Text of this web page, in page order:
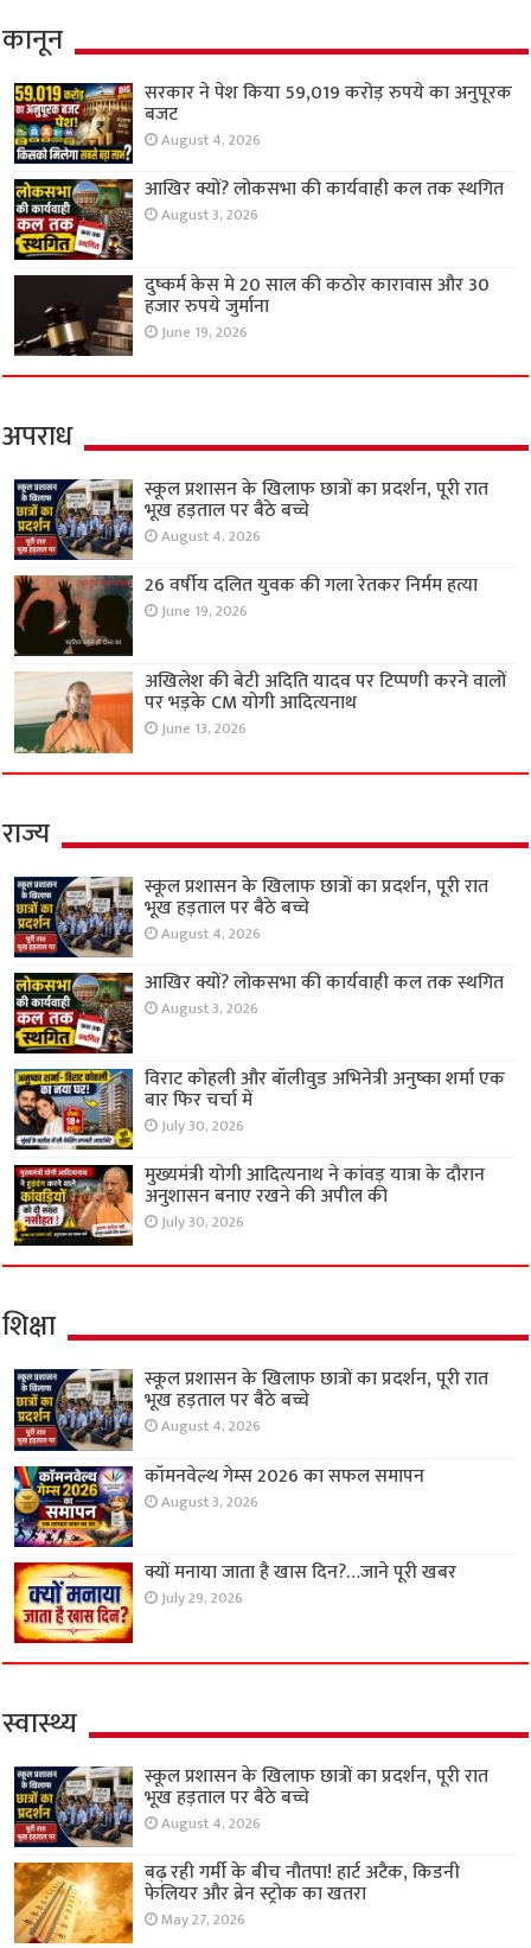
कानून
सरकार ने पेश किया 59,019 करोड़ रुपये का अनुपूरक
बजट
August 4, 2026
आखिर क्यों? लोकसभा की कार्यवाही कल तक स्थगित
August 3, 2026
दुष्कर्म केस मे 20 साल की कठोर कारावास और 30
हजार रुपये जुर्माना
June 19, 2026
अपराध
स्कूल प्रशासन के खिलाफ छात्रों का प्रदर्शन, पूरी रात
भूख हड़ताल पर बैठे बच्चे
August 4, 2026
26 वर्षीय दलित युवक की गला रेतकर निर्मम हत्या
June 19, 2026
अखिलेश की बेटी अदिति यादव पर टिप्पणी करने वालों
पर भड़के CM योगी आदित्यनाथ
June 13, 2026
राज्य
स्कूल प्रशासन के खिलाफ छात्रों का प्रदर्शन, पूरी रात
भूख हड़ताल पर बैठे बच्चे
August 4, 2026
आखिर क्यों? लोकसभा की कार्यवाही कल तक स्थगित
August 3, 2026
विराट कोहली और बॉलीवुड अभिनेत्री अनुष्का शर्मा एक
बार फिर चर्चा में
July 30, 2026
मुख्यमंत्री योगी आदित्यनाथ ने कांवड़ यात्रा के दौरान
अनुशासन बनाए रखने की अपील की
July 30, 2026
शिक्षा
स्कूल प्रशासन के खिलाफ छात्रों का प्रदर्शन, पूरी रात
भूख हड़ताल पर बैठे बच्चे
August 4, 2026
कॉमनवेल्थ गेम्स 2026 का सफल समापन
August 3, 2026
क्यों मनाया जाता है खास दिन?…जाने पूरी खबर
July 29, 2026
स्वास्थ्य
स्कूल प्रशासन के खिलाफ छात्रों का प्रदर्शन, पूरी रात
भूख हड़ताल पर बैठे बच्चे
August 4, 2026
बढ़ रही गर्मी के बीच नौतपा! हार्ट अटैक, किडनी
फेलियर और ब्रेन स्ट्रोक का खतरा
May 27, 2026